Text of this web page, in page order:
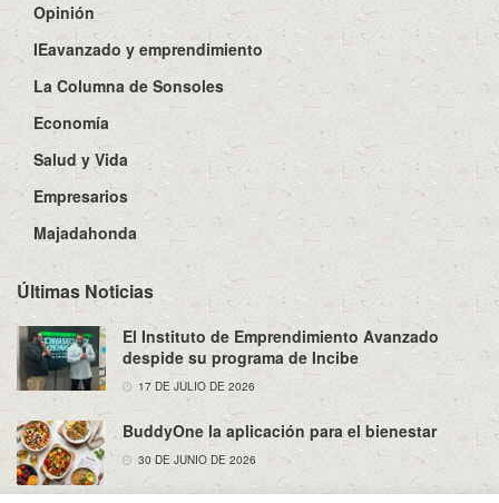
Opinión
IEavanzado y emprendimiento
La Columna de Sonsoles
Economía
Salud y Vida
Empresarios
Majadahonda
Últimas Noticias
El Instituto de Emprendimiento Avanzado
despide su programa de Incibe
17 DE JULIO DE 2026
BuddyOne la aplicación para el bienestar
30 DE JUNIO DE 2026